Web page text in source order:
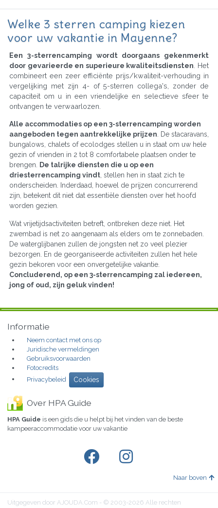
Welke 3 sterren camping kiezen
voor uw vakantie in Mayenne?
Een 3-sterrencamping wordt doorgaans gekenmerkt
door gevarieerde en superieure kwaliteitsdiensten . Het
combineert een zeer efficiënte prijs/kwaliteit-verhouding in
vergelijking met zijn 4- of 5-sterren collega's, zonder de
capaciteit om u in een vriendelijke en selectieve sfeer te
ontvangen te verwaarlozen.
Alle accommodaties op een 3-sterrencamping worden
aangeboden tegen aantrekkelijke prijzen. De stacaravans,
bungalows, chalets of ecolodges stellen u in staat om uw hele
gezin of vrienden in 2 tot 8 comfortabele plaatsen onder te
brengen. De talrijke diensten die u op een
driesterrencamping vindt, stellen hen in staat zich te
onderscheiden. Inderdaad, hoewel de prijzen concurrerend
zijn, betekent dit niet dat essentiële diensten over het hoofd
worden gezien.
Wat vrijetijdsactiviteiten betreft, ontbreken deze niet. Het
zwembad is net zo aangenaam als elders om te zonnebaden.
De waterglijbanen zullen de jongsten net zo veel plezier
bezorgen. En de georganiseerde activiteiten zullen het hele
gezin bekoren voor een onvergetelijke vakantie.
Concluderend, op een 3-sterrencamping zal iedereen,
jong of oud, zijn geluk vinden!
Informatie
Neem contact met ons op
Juridische vermeldingen
Gebruiksvoorwaarden
Fotocredits
Privacybeleid
Cookies
Over HPA Guide
HPA Guide is een gids die u helpt bij het vinden van de beste
kampeeraccommodatie voor uw vakantie
Naar boven
Uitgegeven door AJOUDA.Com - © 2003-2026 Alle rechten